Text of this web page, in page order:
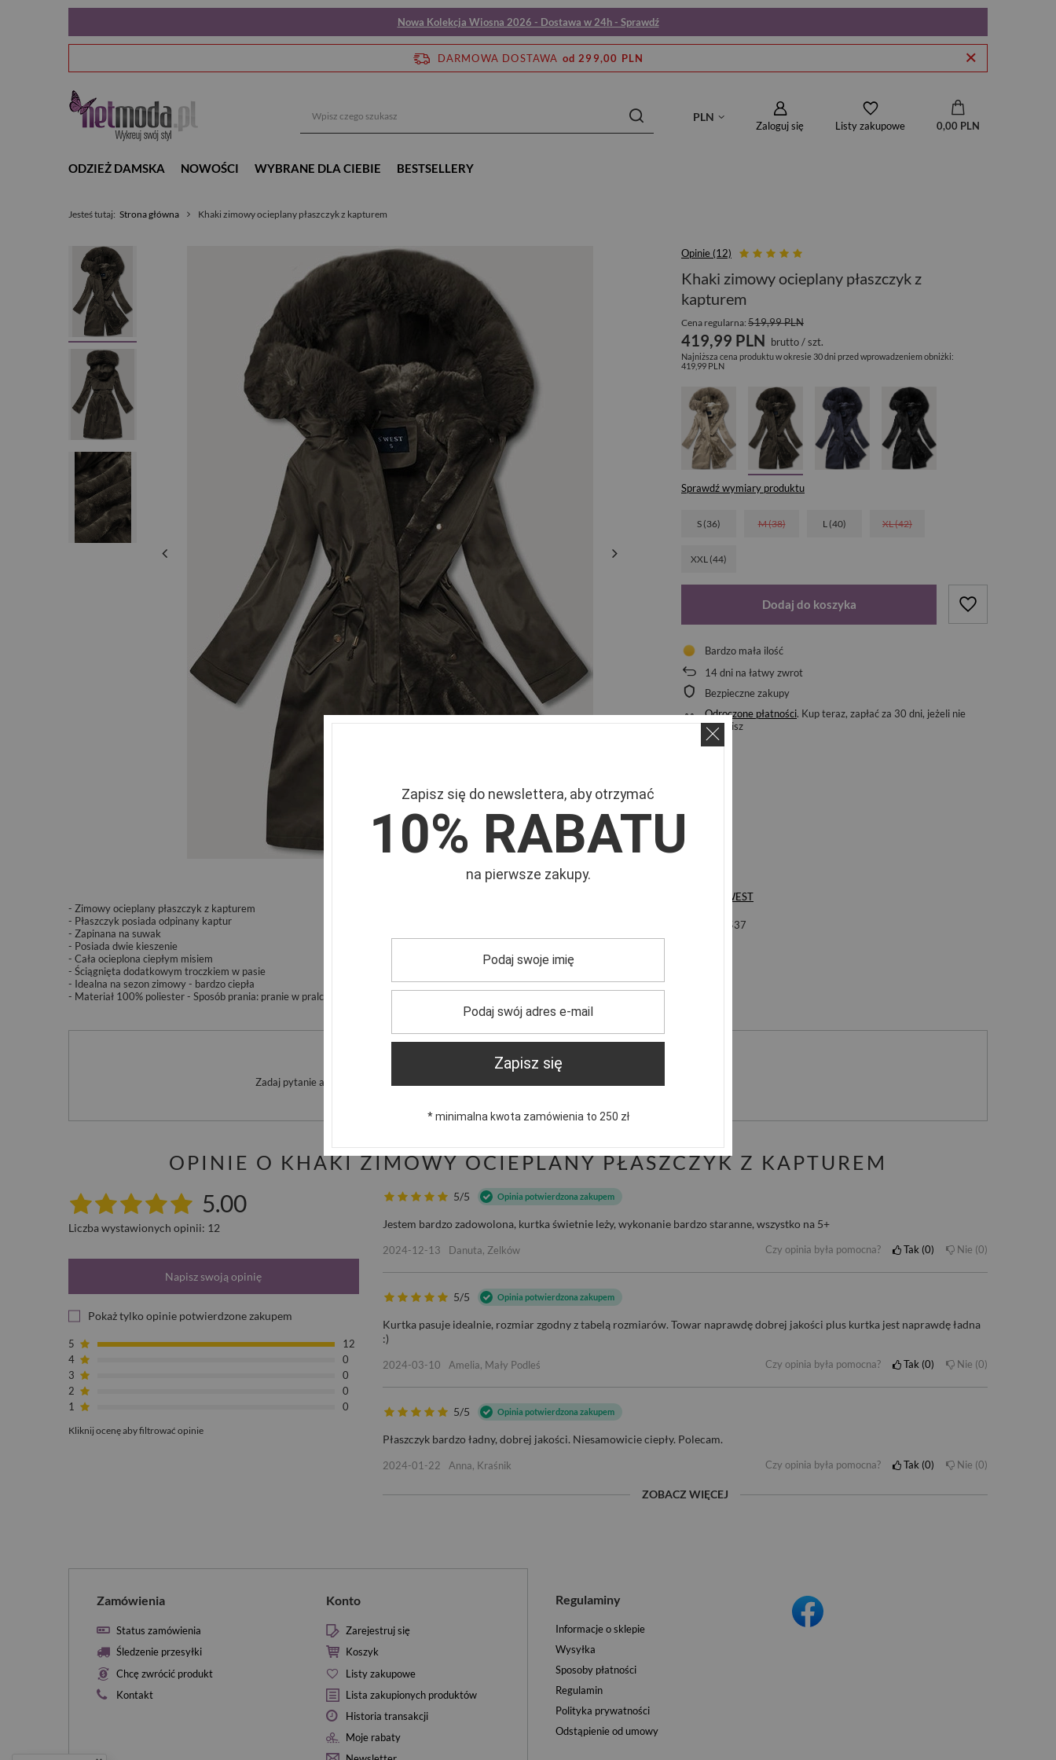
Nowa Kolekcja Wiosna 2026 - Dostawa w 24h - Sprawdź
DARMOWA DOSTAWA od 299,00 PLN
PLN
Zaloguj się Listy zakupowe 0,00 PLN
ODZIEŻ DAMSKA NOWOŚCI WYBRANE DLA CIEBIE BESTSELLERY
Jesteś tutaj: Strona główna Khaki zimowy ocieplany płaszczyk z kapturem
Opinie (12)
Khaki zimowy ocieplany płaszczyk z
kapturem
Cena regularna:519,99 PLN
419,99 PLN brutto/szt.
Najniższa cena produktu w okresie 30 dni przed wprowadzeniem obniżki:
419,99 PLN
Sprawdź wymiary produktu
S (36) M (38) L (40) XL (42)
XXL (44)
Dodaj do koszyka
Bardzo mała ilość
14dni na łatwy zwrot
Bezpieczne zakupy
Odroczone płatności. Kup teraz, zapłać za 30 dni, jeżeli nie
zwrócisz
- Zimowy ocieplany płaszczyk z kapturem
- Płaszczyk posiada odpinany kaptur
- Zapinana na suwak
- Posiada dwie kieszenie
- Cała ocieplona ciepłym misiem
- Ściągnięta dodatkowym troczkiem w pasie
- Idealna na sezon zimowy - bardzo ciepła
- Materiał 100% poliester - Sposób prania: pranie w pralce w 30°C
S'WEST
B537
Potrzebujesz pomocy? Masz pytania?
Zadaj pytanie a my odpowiemy niezwłocznie, najciekawsze pytania i odpowiedzi
OPINIE O KHAKI ZIMOWY OCIEPLANY PŁASZCZYK Z KAPTUREM
5.00
Liczba wystawionych opinii: 12
Napisz swoją opinię
Pokaż tylko opinie potwierdzone zakupem
5
12
4
0
3
0
2
0
1
0
Kliknij ocenę aby filtrować opinie
5/5 Opinia potwierdzona zakupem
Jestem bardzo zadowolona, kurtka świetnie leży, wykonanie bardzo staranne, wszystko na 5+
2024-12-13 Danuta, Zelków Czy opinia była pomocna? Tak 0 Nie 0
5/5 Opinia potwierdzona zakupem
Kurtka pasuje idealnie, rozmiar zgodny z tabelą rozmiarów. Towar naprawdę dobrej jakości plus kurtka jest naprawdę ładna
:)
2024-03-10 Amelia, Mały Podleś Czy opinia była pomocna? Tak 0 Nie 0
5/5 Opinia potwierdzona zakupem
Płaszczyk bardzo ładny, dobrej jakości. Niesamowicie ciepły. Polecam.
2024-01-22 Anna, Kraśnik Czy opinia była pomocna? Tak 0 Nie 0
ZOBACZ WIĘCEJ
Zamówienia
Status zamówienia
Śledzenie przesyłki
Chcę zwrócić produkt
Kontakt
Konto
Zarejestruj się
Koszyk
Listy zakupowe
Lista zakupionych produktów
Historia transakcji
Moje rabaty
Regulaminy
Informacje o sklepie
Wysyłka
Sposoby płatności
Regulamin
Polityka prywatności
Odstąpienie od umowy
Zapisz się do newslettera, aby otrzymać
10% RABATU
na pierwsze zakupy.
Zapisz się
* minimalna kwota zamówienia to 250 zł